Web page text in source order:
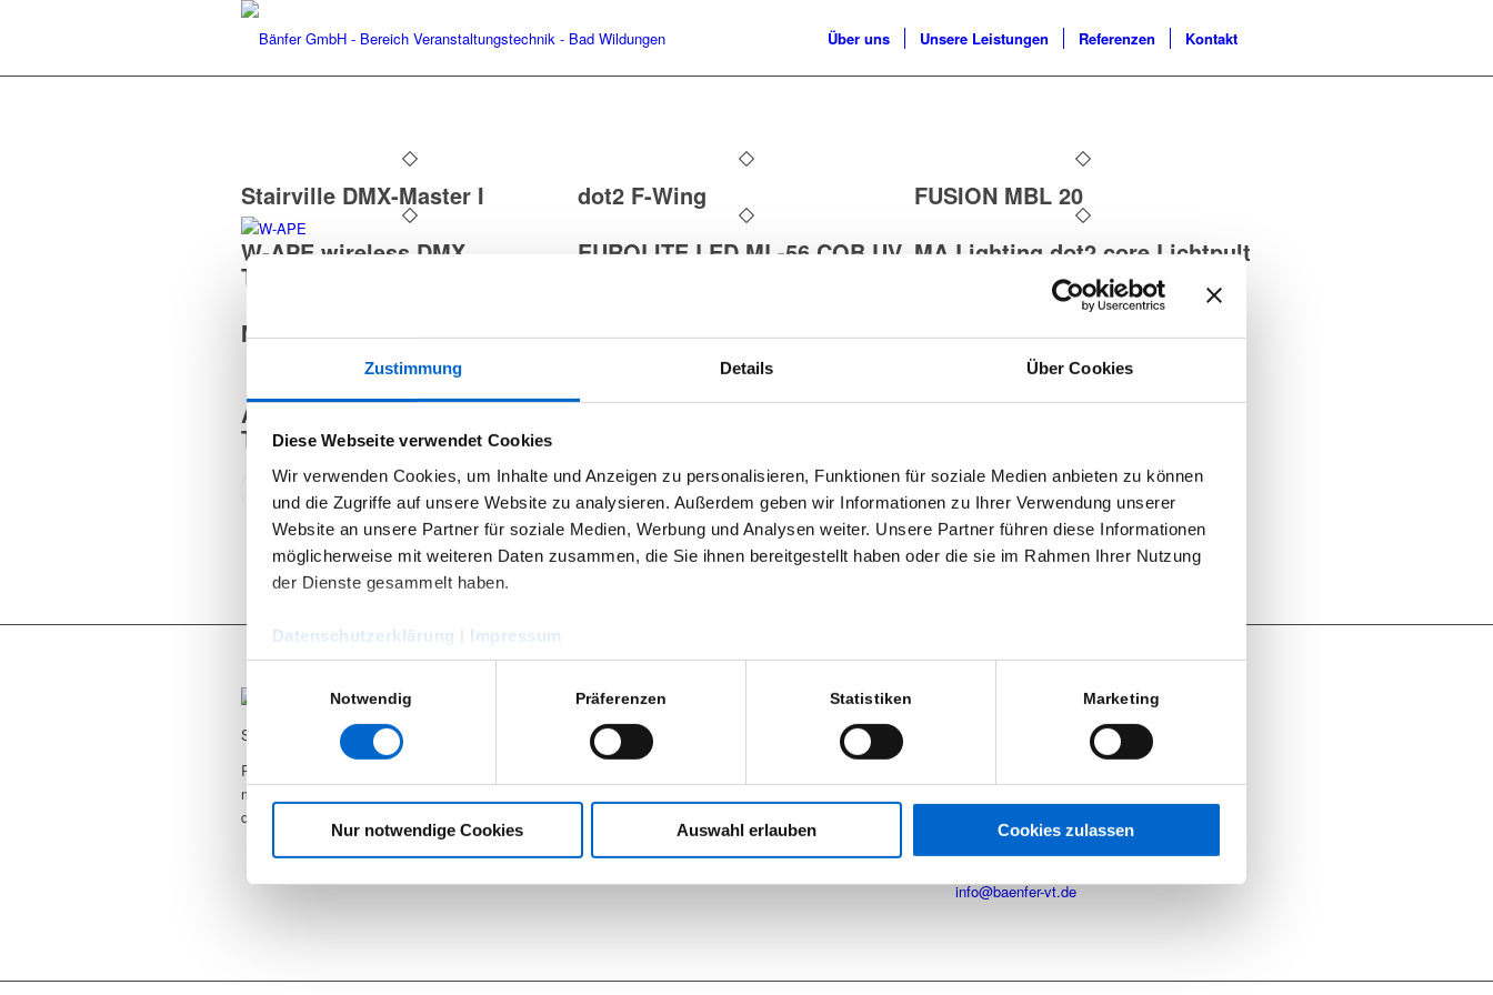
Zustimmung Details Über Cookies
Diese Webseite verwendet Cookies
Wir verwenden Cookies, um Inhalte und Anzeigen zu personalisieren, Funktionen für soziale Medien anbieten zu können
und die Zugriffe auf unsere Website zu analysieren. Außerdem geben wir Informationen zu Ihrer Verwendung unserer
Website an unsere Partner für soziale Medien, Werbung und Analysen weiter. Unsere Partner führen diese Informationen
möglicherweise mit weiteren Daten zusammen, die Sie ihnen bereitgestellt haben oder die sie im Rahmen Ihrer Nutzung
der Dienste gesammelt haben.
Datenschutzerklärung
Impressum
Notwendig Präferenzen Statistiken Marketing
Nur notwendige Cookies Auswahl erlauben Cookies zulassen
Über uns Unsere Leistungen Referenzen Kontakt
Stairville DMX-Master I dot2 F-Wing
FUSION MBL 20
W-APE wireless DMX
Transceiver
EUROLITE LED ML-56 COB UV MA Lighting dot2 core Lichtpult
MA Lighting dot2 B-Wing EUROLITE Set DMX LED Color
Chief im Case
LUMENRADIO CRMX Nova
DMX-Funksets
Ape Labs ApeLight maxi –
TourSet
Seit 2012 sind wir begeisterter RCF User.
RCF Produkte können Sie bei uns nicht nur
mieten, wir bieten ebenfalls den Support und
den Vertrieb.
8:00 – 16:30 Uhr
nach Vereinbarung
Veranstaltungstechnik
Zum Wolfhagen 9
34537 Bad Wildungen
info@baenfer-vt.de